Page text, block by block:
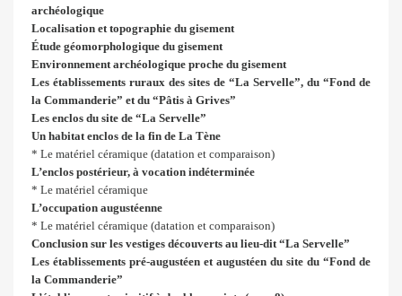
archéologique
Localisation et topographie du gisement
Étude géomorphologique du gisement
Environnement archéologique proche du gisement
Les établissements ruraux des sites de “La Servelle”, du “Fond de
la Commanderie” et du “Pâtis à Grives”
Les enclos du site de “La Servelle”
Un habitat enclos de la fin de La Tène
* Le matériel céramique (datation et comparaison)
L’enclos postérieur, à vocation indéterminée
* Le matériel céramique
L’occupation augustéenne
* Le matériel céramique (datation et comparaison)
Conclusion sur les vestiges découverts au lieu-dit “La Servelle”
Les établissements pré-augustéen et augustéen du site du “Fond de
la Commanderie”